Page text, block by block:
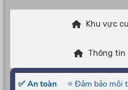
Khu vực
Thông tin
✅ An toàn ⭐ Đảm bảo môi